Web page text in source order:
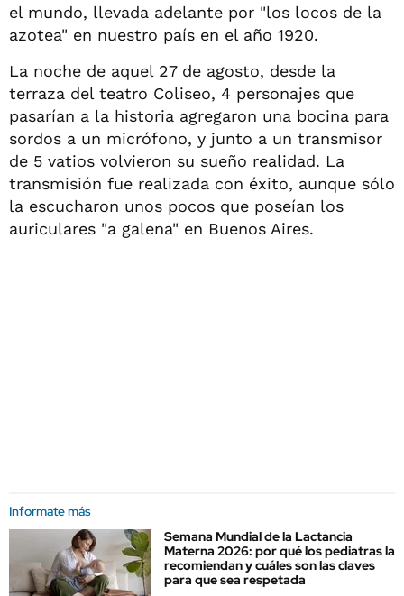
el mundo, llevada adelante por "los locos de la
azotea" en nuestro país en el año 1920.
La noche de aquel 27 de agosto, desde la
terraza del teatro Coliseo, 4 personajes que
pasarían a la historia agregaron una bocina para
sordos a un micrófono, y junto a un transmisor
de 5 vatios volvieron su sueño realidad. La
transmisión fue realizada con éxito, aunque sólo
la escucharon unos pocos que poseían los
auriculares "a galena" en Buenos Aires.
Informate más
Semana Mundial de la Lactancia
Materna 2026: por qué los pediatras la
recomiendan y cuáles son las claves
para que sea respetada